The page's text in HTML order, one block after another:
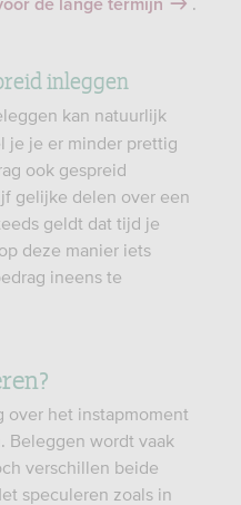
de lange termijn
inleggen
kan natuurlijk
je je er minder prettig
ook gespreid
gelijke delen over een
geldt dat tijd je
deze manier iets
ineens te
over het instapmoment
Beleggen wordt vaak
verschillen beide
speculeren zoals in